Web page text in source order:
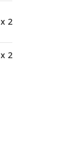
x 2
x 2